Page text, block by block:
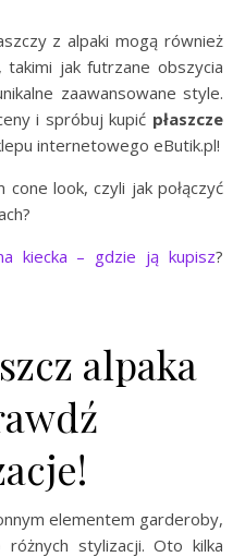
z alpaki mogą również
takimi jak futrzane obszycia
zaawansowane style.
i spróbuj kupić płaszcze
internetowego eButik.pl!
look, czyli jak połączyć
kiecka – gdzie ją kupisz?
alpaka
elementem garderoby,
stylizacji. Oto kilka